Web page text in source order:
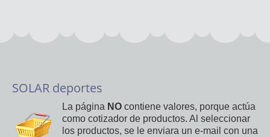
SOLAR deportes
La página NO contiene valores, porque actúa
como cotizador de productos. Al seleccionar
los productos, se le enviara un e-mail con una